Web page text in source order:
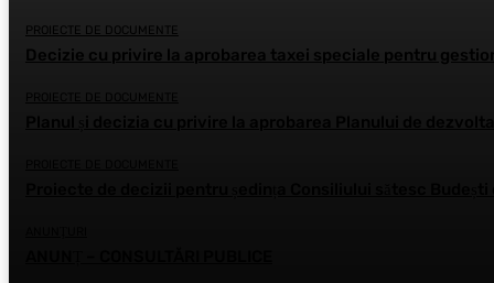
PROIECTE DE DOCUMENTE
Decizie cu privire la aprobarea taxei speciale pentru